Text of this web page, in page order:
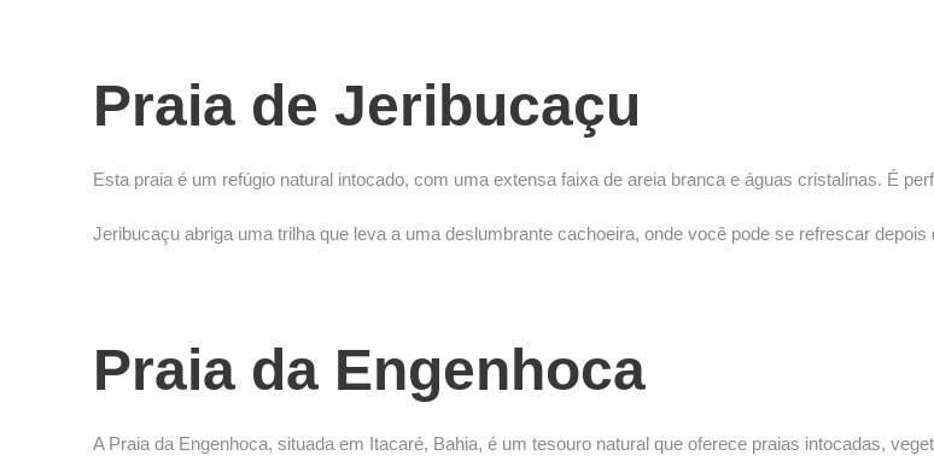
Praia de Jeribucaçu
Esta praia é um refúgio natural intocado, com uma extensa faixa de areia branca e águas cristalinas. É
Jeribucaçu abriga uma trilha que leva a uma deslumbrante cachoeira, onde você pode se refrescar
Praia da Engenhoca
A Praia da Engenhoca, situada em Itacaré, Bahia, é um tesouro natural que oferece praias intocadas,